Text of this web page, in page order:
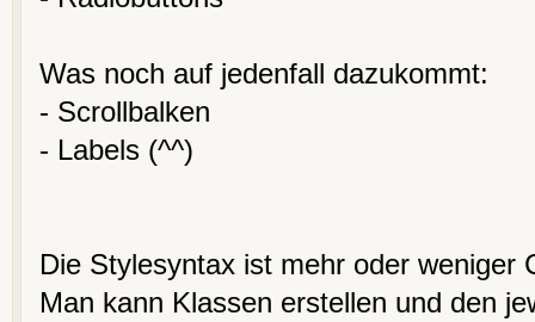
Was noch auf jedenfall dazukommt:
- Scrollbalken
- Labels (^^)
Die Stylesyntax ist mehr oder weniger
Man kann Klassen erstellen und den